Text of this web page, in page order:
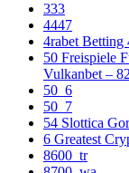
333
4447
4rabet Betting
50 Freispiele
Vulkanbet – 82
50_6
50_7
54 Slottica
6 Greatest
8600_tr